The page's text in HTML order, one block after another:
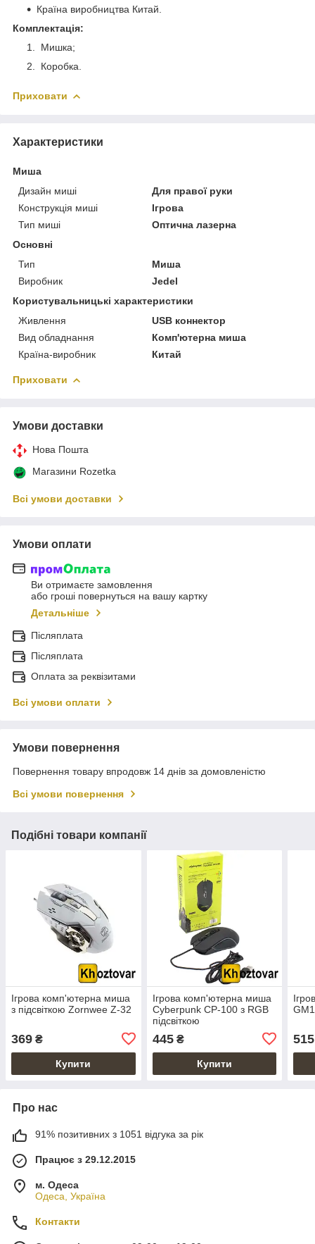
Країна виробництва Китай.
Комплектація:
Мишка;
Коробка.
Приховати
Характеристики
Миша
Дизайн миші
Для правої руки
Конструкція миші
Ігрова
Тип миші
Оптична лазерна
Основні
Тип
Миша
Виробник
Jedel
Користувальницькі характеристики
Живлення
USB коннектор
Вид обладнання
Комп'ютерна миша
Країна-виробник
Китай
Приховати
Умови доставки
Нова Пошта
Магазини Rozetka
Всі умови доставки
Умови оплати
Ви отримаєте замовлення
або гроші повернуться на вашу картку
Детальніше
Післяплата
Післяплата
Оплата за реквізитами
Всі умови оплати
Умови повернення
Повернення товару впродовж 14 днів за домовленістю
Всі умови повернення
Подібні товари компанії
Ігрова комп'ютерна миша
з підсвіткою Zornwee Z-32
369 ₴
Купити
Ігрова комп'ютерна миша
Cyberpunk CP-100 з RGB
підсвіткою
445₴
Купити
515
Про нас
91% позитивних з 1051 відгука за рік
Працює з 29.12.2015
м. Одеса
Одеса, Україна
Контакти